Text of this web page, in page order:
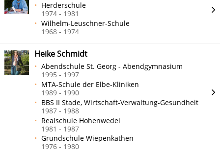
Herderschule
1974 - 1981
Wilhelm-Leuschner-Schule
1968 - 1974
Heike Schmidt
Abendschule St. Georg - Abendgymnasium
1995 - 1997
MTA-Schule der Elbe-Kliniken
1989 - 1990
BBS II Stade, Wirtschaft-Verwaltung-Gesundheit
1987 - 1988
Realschule Hohenwedel
1981 - 1987
Grundschule Wiepenkathen
1976 - 1980